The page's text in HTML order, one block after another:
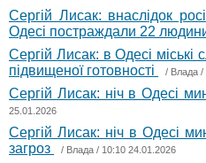
Сергій Лисак: внаслідок
Одесі постраждали 22
Сергій Лисак: в Одесі
підвищеної готовності
/ Влада /
Сергій Лисак: ніч в Одесі
25.01.2026
Сергій Лисак: ніч в Одесі
загроз
/ Влада / 10:10 24.01.2026